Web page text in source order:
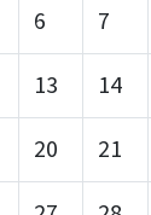
6 7
13 14
20 21